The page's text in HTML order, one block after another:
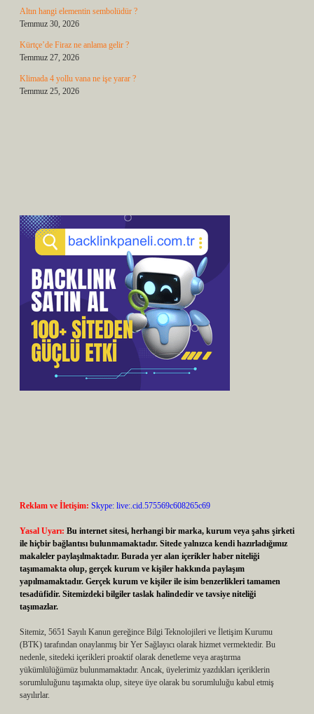
Altın hangi elementin sembolüdür ?
Temmuz 30, 2026
Kürtçe’de Firaz ne anlama gelir ?
Temmuz 27, 2026
Klimada 4 yollu vana ne işe yarar ?
Temmuz 25, 2026
Reklam ve İletişim: Skype: live:.cid.575569c608265c69
Yasal Uyarı: Bu internet sitesi, herhangi bir marka, kurum veya şahıs şirketi
ile hiçbir bağlantısı bulunmamaktadır. Sitede yalnızca kendi hazırladığımız
makaleler paylaşılmaktadır. Burada yer alan içerikler haber niteliği
taşımamakta olup, gerçek kurum ve kişiler hakkında paylaşım
yapılmamaktadır. Gerçek kurum ve kişiler ile isim benzerlikleri tamamen
tesadüfidir. Sitemizdeki bilgiler taslak halindedir ve tavsiye niteliği
taşımazlar.
Sitemiz, 5651 Sayılı Kanun gereğince Bilgi Teknolojileri ve İletişim Kurumu
(BTK) tarafından onaylanmış bir Yer Sağlayıcı olarak hizmet vermektedir. Bu
nedenle, sitedeki içerikleri proaktif olarak denetleme veya araştırma
yükümlülüğümüz bulunmamaktadır. Ancak, üyelerimiz yazdıkları içeriklerin
sorumluluğunu taşımakta olup, siteye üye olarak bu sorumluluğu kabul etmiş
sayılırlar.